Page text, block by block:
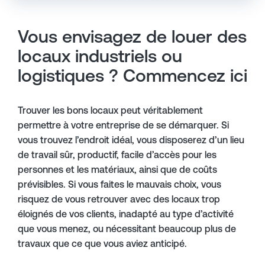
Vous envisagez de louer des
locaux industriels ou
logistiques ? Commencez ici
Trouver les bons locaux peut véritablement
permettre à votre entreprise de se démarquer. Si
vous trouvez l’endroit idéal, vous disposerez d’un lieu
de travail sûr, productif, facile d’accès pour les
personnes et les matériaux, ainsi que de coûts
prévisibles. Si vous faites le mauvais choix, vous
risquez de vous retrouver avec des locaux trop
éloignés de vos clients, inadapté au type d’activité
que vous menez, ou nécessitant beaucoup plus de
travaux que ce que vous aviez anticipé.